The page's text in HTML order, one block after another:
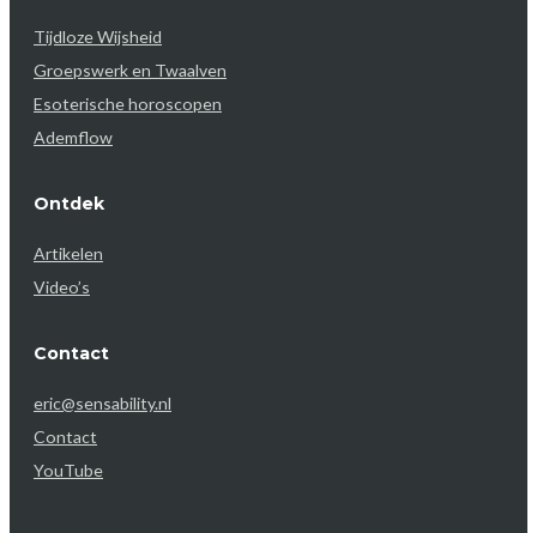
Tijdloze Wijsheid
Groepswerk en Twaalven
Esoterische horoscopen
Ademflow
Ontdek
Artikelen
Video’s
Contact
eric@sensability.nl
Contact
YouTube